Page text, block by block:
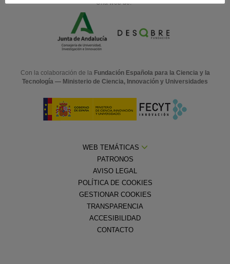
Una web de:
Con la colaboración de la Fundación Española para la Ciencia y la
Tecnología — Ministerio de Ciencia, Innovación y Universidades
WEB TEMÁTICAS
PATRONOS
AVISO LEGAL
POLÍTICA DE COOKIES
GESTIONAR COOKIES
TRANSPARENCIA
ACCESIBILIDAD
CONTACTO